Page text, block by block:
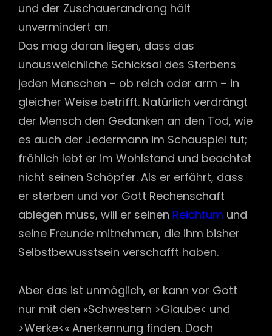
und der Zuschauerandrang hält
unvermindert an.
Das mag daran liegen, dass das
unausweichliche Schicksal des Sterbens
jeden Menschen – ob reich oder arm – in
gleicher Weise betrifft. Natürlich verdrängt
der Mensch den Gedanken an den Tod, wie
es auch der Jedermann im Schauspiel tut;
fröhlich lebt er im Wohlstand und beachtet
nicht seinen Schöpfer. Als er erfährt, dass
er sterben und vor Gott Rechenschaft
ablegen muss, will er seinen Reichtum und
seine Freunde mitnehmen, die ihm bisher
Selbstbewusstsein verschafft haben.
Aber das ist unmöglich, er kann vor Gott
nur mit den »Schwestern >Glaube< und
>Werke<« Anerkennung finden. Doch